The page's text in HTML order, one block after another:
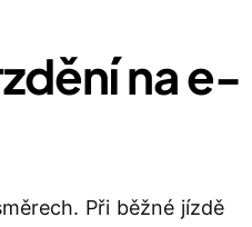
na e-
Při běžné jízdě